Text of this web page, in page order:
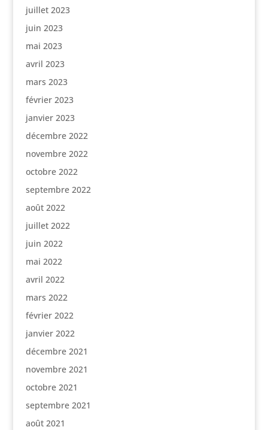
juillet 2023
juin 2023
mai 2023
avril 2023
mars 2023
février 2023
janvier 2023
décembre 2022
novembre 2022
octobre 2022
septembre 2022
août 2022
juillet 2022
juin 2022
mai 2022
avril 2022
mars 2022
février 2022
janvier 2022
décembre 2021
novembre 2021
octobre 2021
septembre 2021
août 2021